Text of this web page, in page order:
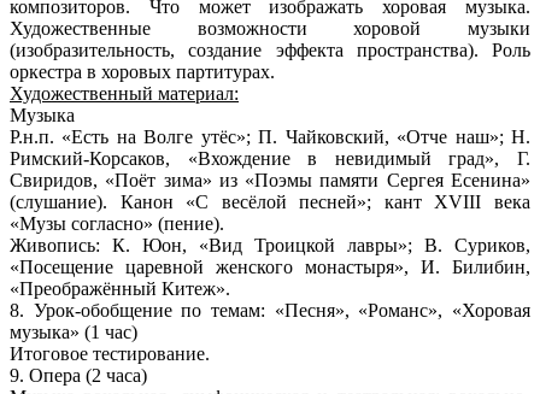
композиторов. Что может изображать хоровая музыка.
Художественные возможности хоровой музыки
(изобразительность, создание эффекта пространства). Роль
оркестра в хоровых партитурах.
Художественный материал:
Музыка
Р.н.п. «Есть на Волге утёс»; П. Чайковский, «Отче наш»; Н.
Римский-Корсаков, «Вхождение в невидимый град», Г.
Свиридов, «Поёт зима» из «Поэмы памяти Сергея Есенина»
(слушание). Канон «С весёлой песней»; кант XVIII века
«Музы согласно» (пение).
Живопись: К. Юон, «Вид Троицкой лавры»; В. Суриков,
«Посещение царевной женского монастыря», И. Билибин,
«Преображённый Китеж».
8. Урок-обобщение по темам: «Песня», «Романс», «Хоровая
музыка» (1 час)
Итоговое тестирование.
9. Опера (2 часа)